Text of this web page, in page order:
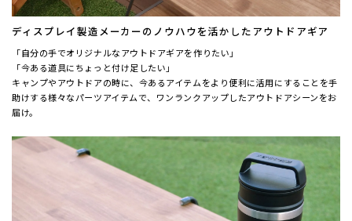
ディスプレイ製造メーカーのノウハウを活かしたアウトドアギア
「自分の手でオリジナルなアウトドアギアを作りたい」
「今ある道具にちょっと付け足したい」
キャンプやアウトドアの時に、今あるアイテムをより便利に活用にすることを手
助けする様々なパーツアイテムで、ワンランクアップしたアウトドアシーンをお
届け。